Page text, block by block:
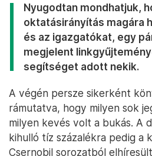
Nyugodtan mondhatjuk,
oktatásirányítás magára
és az igazgatókat, egy
megjelent
segítséget adott nekik.
A végén persze sikerként
rámutatva, hogy milyen sok
milyen kevés volt a bukás. A
kihulló tíz százalékra pedig a
Csernobil sorozatból elhíresült